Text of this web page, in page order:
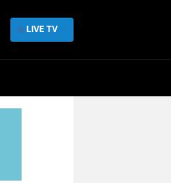
LIVE TV